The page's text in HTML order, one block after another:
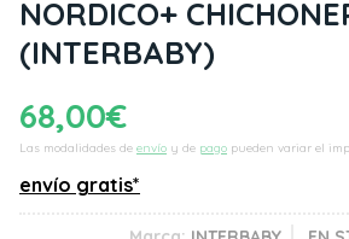
NORDICO+
(INTERBABY)
68,00€
Las modalidades de envío y de pago pueden variar el
envío gratis*